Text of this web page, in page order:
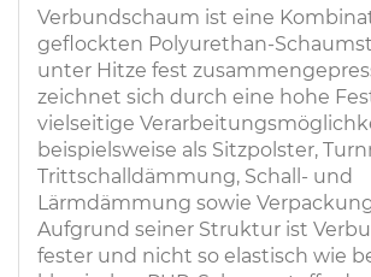
Verbundschaum ist eine
geflockten Polyurethan-
unter Hitze fest
zeichnet sich durch eine hohe
vielseitige
beispielsweise als Sitzpolster,
Trittschalldämmung, Schall- und
Lärmdämmung sowie
Aufgrund seiner Struktur ist
fester und nicht so elastisch wie